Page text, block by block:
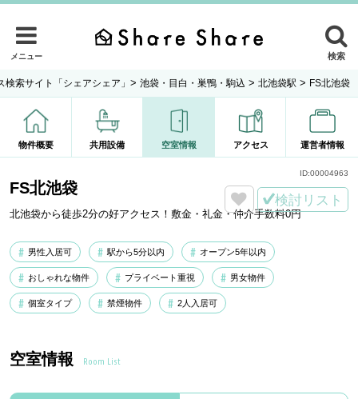
メニュー 検索
検索サイト「シェアシェア」 > 池袋・目白・巣鴨・駒込 > 北池袋駅 > FS北池袋
物件概要 共用設備 空室情報 アクセス 運営者情報
FS北池袋
北池袋から徒歩2分の好アクセス！敷金・礼金・仲介手数料0円
検討リスト
男性入居可 駅から5分以内 オープン5年以内
おしゃれな物件 プライベート重視 男女物件
個室タイプ 禁煙物件 2人入居可
ID:00004963
空室情報 Room List